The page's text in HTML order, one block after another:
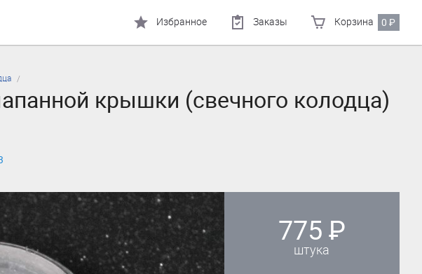
Избранное Заказы Корзина 0₽
крышки (свечного колодца)
775 ₽
штука